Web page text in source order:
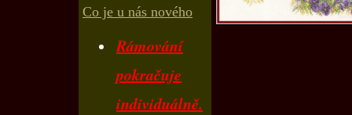
Co je u nás nového
Rámování
pokračuje
individuálně.